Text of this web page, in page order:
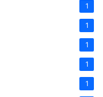
1
1
1
1
1